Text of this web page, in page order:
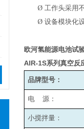
Ø 工作头采用
Ø 设备模块化
欧河氢能源电池试
AIR-1S系列真空反
品牌型号：
电 源：
小搅拌量：